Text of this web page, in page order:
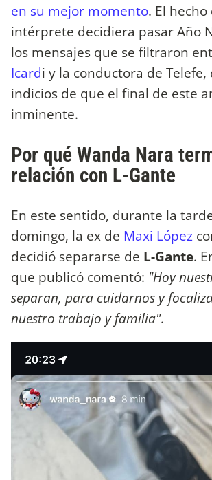
en su mejor momento. El
intérprete decidiera pasar Año
los mensajes que se filtraron
Icardi y la conductora de Telefe,
indicios de que el final de este
inminente.
Por qué Wanda Nara
relación con L-Gante
En este sentido, durante la
domingo, la ex de Maxi López
decidió separarse de L-Gante.
que publicó comentó: "Hoy
separan, para cuidarnos y
nuestro trabajo y familia".